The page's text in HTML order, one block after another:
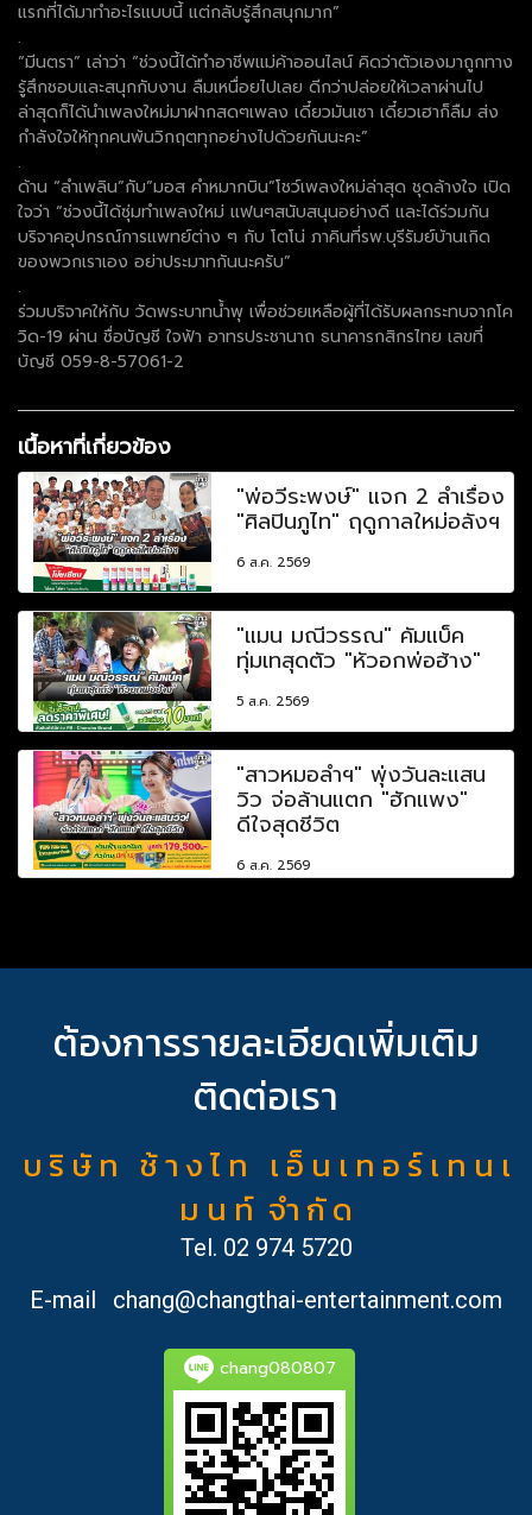
แรกที่ได้มาทำอะไรแบบนี้ แต่กลับรู้สึกสนุกมาก”
.
“มีนตรา” เล่าว่า “ช่วงนี้ได้ทำอาชีพแม่ค้าออนไลน์ คิดว่าตัวเองมาถูกทาง
รู้สึกชอบและสนุกกับงาน ลืมเหนื่อยไปเลย ดีกว่าปล่อยให้เวลาผ่านไป
ล่าสุดก็ได้นำเพลงใหม่มาฝากสดๆเพลง เดี๋ยวมันเซา เดี๋ยวเฮาก็ลืม ส่ง
กำลังใจให้ทุกคนพ้นวิกฤตทุกอย่างไปด้วยกันนะคะ”
.
ด้าน “ลำเพลิน”กับ”มอส คำหมากบิน”โชว์เพลงใหม่ล่าสุด ชุดล้างใจ เปิด
ใจว่า “ช่วงนี้ได้ซุ่มทำเพลงใหม่ แฟนๆสนับสนุนอย่างดี และได้ร่วมกัน
บริจาคอุปกรณ์การแพทย์ต่าง ๆ กับ โตโน่ ภาคินที่รพ.บุรีรัมย์บ้านเกิด
ของพวกเราเอง อย่าประมาทกันนะครับ”
.
ร่วมบริจาคให้กับ วัดพระบาทน้ำพุ เพื่อช่วยเหลือผู้ที่ได้รับผลกระทบจากโค
วิด-19 ผ่าน ชื่อบัญชี ใจฟ้า อาทรประชานาถ ธนาคารกสิกรไทย เลขที่
บัญชี 059-8-57061-2
เนื้อหาที่เกี่ยวข้อง
"พ่อวีระพงษ์" แจก 2 ลำเรื่อง
"ศิลปินภูไท" ฤดูกาลใหม่อลังฯ
6 ส.ค. 2569
"แมน มณีวรรณ" คัมแบ็ค
ทุ่มเทสุดตัว "หัวอกพ่อฮ้าง"
5 ส.ค. 2569
"สาวหมอลำฯ" พุ่งวันละแสน
วิว จ่อล้านแตก "ฮักแพง"
ดีใจสุดชีวิต
6 ส.ค. 2569
ต้องการรายละเอียดเพิ่มเติม
ติดต่อเรา
บ ริ ษั ท ช้ า ง ไ ท เ อ็ น เ ท อ ร์ เ ท น เ
ม น ท์ จำ กั ด
Tel. 02 974 5720
E-mail
chang@changthai-entertainment.com
chang080807